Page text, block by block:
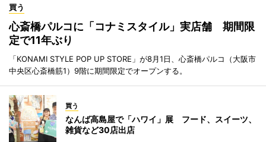
買う
心斎橋パルコに「コナミスタイル」実店舗 期間限
定で11年ぶり
「KONAMI STYLE POP UP STORE」が8月1日、心斎橋パルコ（大阪市
中央区心斎橋筋1）9階に期間限定でオープンする。
買う
なんば高島屋で「ハワイ」展 フード、スイーツ、
雑貨など30店出店